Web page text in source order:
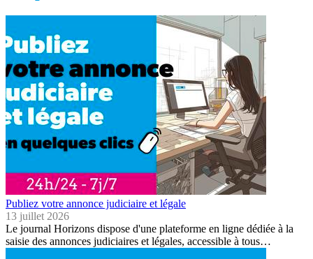
Publiez votre annonce judiciaire et légale
13 juillet 2026
Le journal Horizons dispose d'une plateforme en ligne dédiée à la
saisie des annonces judiciaires et légales, accessible à tous…